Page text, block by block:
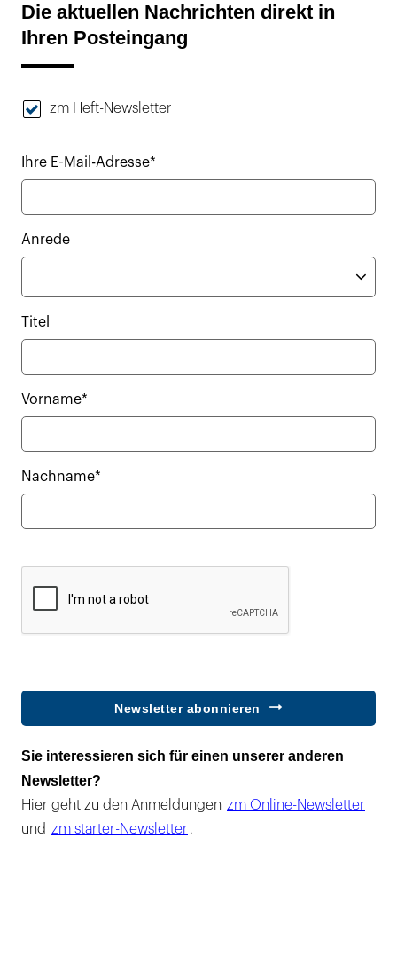
Die aktuellen Nachrichten direkt in
Ihren Posteingang
zm Heft-Newsletter
Ihre E-Mail-Adresse*
Anrede
Titel
Vorname*
Nachname*
Newsletter abonnieren
Sie interessieren sich für einen unserer anderen
Newsletter?
Hier geht zu den Anmeldungen zm Online-Newsletter
und zm starter-Newsletter .